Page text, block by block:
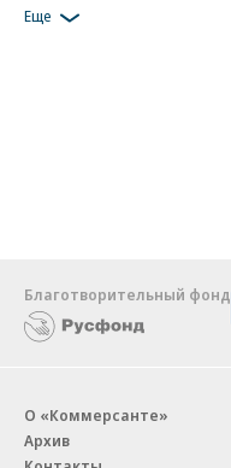
Еще
Благотворительный фонд
О «Коммерсанте»
Архив